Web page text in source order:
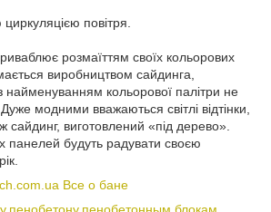
повітря.
розмаїттям своїх кольорових
виробництвом сайдинга,
найменуванням кольорової палітри не
модними вважаються світлі відтінки,
сайдинг, виготовлений «під дерево».
панелей будуть радувати своєю
Все о бане